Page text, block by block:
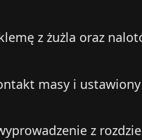
z żużla oraz
masy i
z